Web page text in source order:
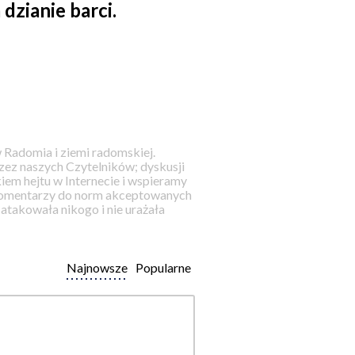
barci.
i ziemi radomskiej.
naszych Czytelników; dyskusji
hejtu w Internecie i wspieramy
do norm akceptowanych
nikogo i nie urażała
Popularne
Najnowsze